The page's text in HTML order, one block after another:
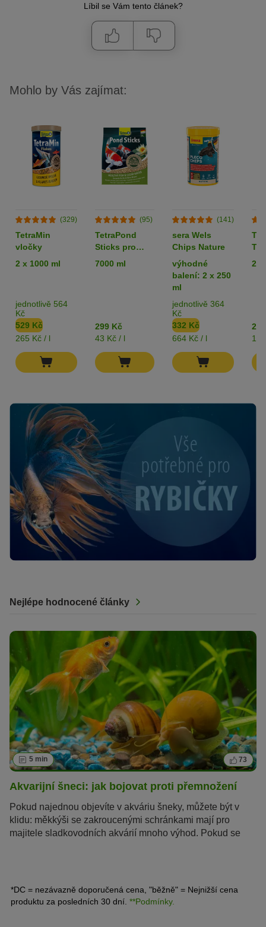
Líbil se Vám tento článek?
Mohlo by Vás zajímat:
(329)
TetraMin
vločky
2 x 1000 ml
jednotlivě 564
Kč
529 Kč
265 Kč / l
(95)
TetraPond
Sticks pro
jezírkové ryby
7000 ml
299 Kč
43 Kč / l
(141)
sera Wels
Chips Nature
výhodné
balení: 2 x 250
ml
jednotlivě 364
Kč
332 Kč
664 Kč / l
1
Nejlépe hodnocené články
5 min 73
Akvarijní šneci: jak bojovat proti přemnožení
Pokud najednou objevíte v akváriu šneky, můžete být v
klidu: měkkýši se zakroucenými schránkami mají pro
majitele sladkovodních akvárií mnoho výhod. Pokud se
*DC = nezávazně doporučená cena, "běžně" = Nejnižší cena
produktu za posledních 30 dní. **Podmínky.